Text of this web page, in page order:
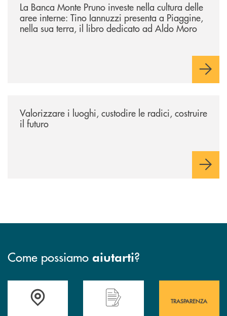
La Banca Monte Pruno investe nella cultura delle
aree interne: Tino Iannuzzi presenta a Piaggine,
nella sua terra, il libro dedicato ad Aldo Moro
Valorizzare i luoghi, custodire le radici, costruire
il futuro
Come possiamo aiutarti?
Accedi all' elenco completo&nbsp; delle&nbsp; filiali&nbsp; di Banca
Hai bisogno di assistenza immediata?
TRASPARENZA